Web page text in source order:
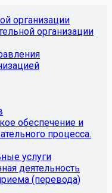
организации
организации
обеспечение и
процесса.
услуги
деятельность
(перевода)